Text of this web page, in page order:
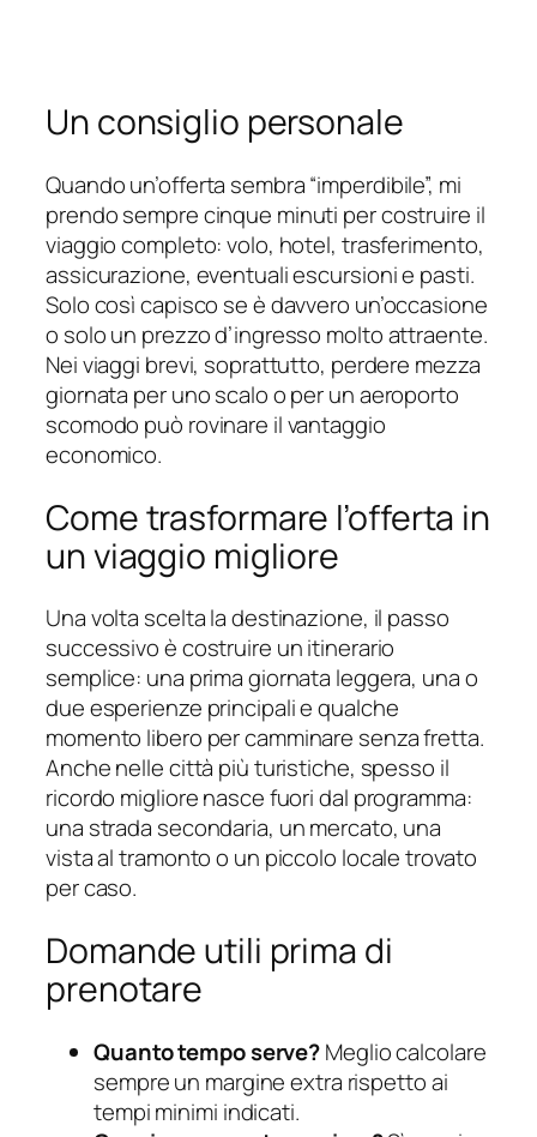
Un consiglio personale
Quando un’offerta sembra “imperdibile”, mi
prendo sempre cinque minuti per costruire il
viaggio completo: volo, hotel, trasferimento,
assicurazione, eventuali escursioni e pasti.
Solo così capisco se è davvero un’occasione
o solo un prezzo d’ingresso molto attraente.
Nei viaggi brevi, soprattutto, perdere mezza
giornata per uno scalo o per un aeroporto
scomodo può rovinare il vantaggio
economico.
Come trasformare l’offerta in
un viaggio migliore
Una volta scelta la destinazione, il passo
successivo è costruire un itinerario
semplice: una prima giornata leggera, una o
due esperienze principali e qualche
momento libero per camminare senza fretta.
Anche nelle città più turistiche, spesso il
ricordo migliore nasce fuori dal programma:
una strada secondaria, un mercato, una
vista al tramonto o un piccolo locale trovato
per caso.
Domande utili prima di
prenotare
Quanto tempo serve?Meglio calcolare
sempre un margine extra rispetto ai
tempi minimi indicati.